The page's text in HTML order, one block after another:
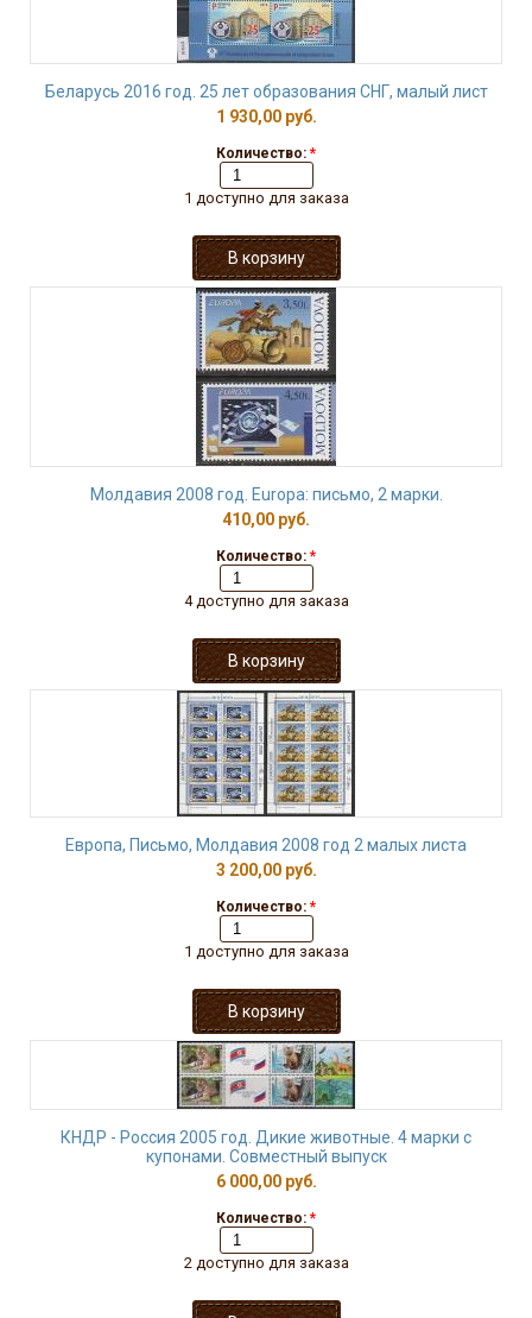
Беларусь 2016 год. 25 лет образования СНГ, малый лист
1 930,00 руб.
Количество: *
1 доступно для заказа
Молдавия 2008 год. Europa: письмо, 2 марки.
410,00 руб.
Количество: *
4 доступно для заказа
Европа, Письмо, Молдавия 2008 год 2 малых листа
3 200,00 руб.
Количество: *
1 доступно для заказа
КНДР - Россия 2005 год. Дикие животные. 4 марки с
купонами. Совместный выпуск
6 000,00 руб.
Количество: *
2 доступно для заказа